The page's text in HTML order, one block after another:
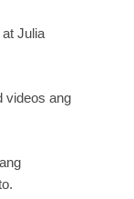
Julia
videos ang